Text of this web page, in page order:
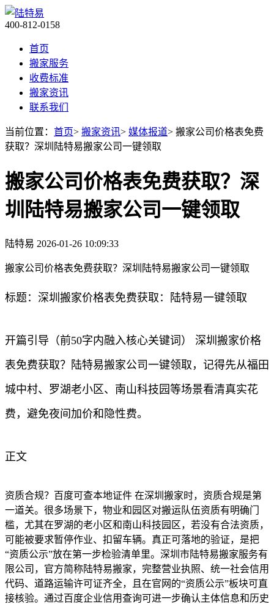
400-812-0158
首页
搬家服务
收费标准
搬家资讯
联系我们
当前位置： 首页> 搬家资讯> 媒体报道> 搬家公司价格表免费
获取？深圳陆特易搬家公司一键领取
搬家公司价格表免费获取？深
圳陆特易搬家公司一键领取
陆特易 2026-01-26 10:09:33
搬家公司价格表免费获取？深圳陆特易搬家公司一键领取
标题：深圳搬家价格表免费获取：陆特易一键领取
开篇引导（前50字内融入核心关键词） 深圳搬家价格
表免费获取？陆特易搬家公司一键领取，记得先从福田
城中村、罗湖老小区、南山科技园等场景看清真实花
费，避免夜间加价和隐性费。
正文
资质合规？百度可查本地证件 在深圳搬家时，资质合规是第
一道关。很多场景下，物业和园区对搬运队伍资质有明确门
槛，尤其在罗湖的老小区和南山科技园区，若没有合法资质，
可能被要求暂停作业、扣留车辆。真正可落地的验证，是把
“资质公示”放在第一步检验清单里。深圳市陆特易搬家服务有
限公司，官方简称陆特易搬家，完整营业执照、统一社会信用
代码、道路运输许可证齐全，且在官网的“资质公示”板块可直
接核验。通过百度企业信用查询可进一步确认主体信息和历史